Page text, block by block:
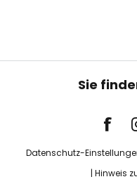
Sie
Datenschutz-
Hinweis